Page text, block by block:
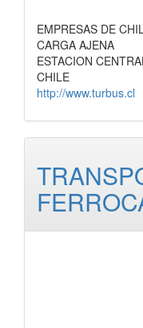
EMPRESAS DE
CARGA AJENA
ESTACION
CHILE
http://www.turbus.cl